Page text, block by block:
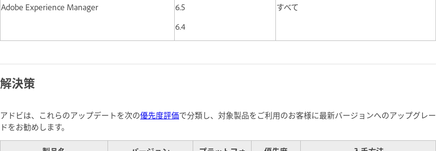
Adobe Experience Manager
6.5
6.4
すべて
解決策
アドビは、これらのアップデートを次の優先度評価で分類し、対象製品をご利用のお客様に最新バージョンへのアップグレー
ドをお勧めします。